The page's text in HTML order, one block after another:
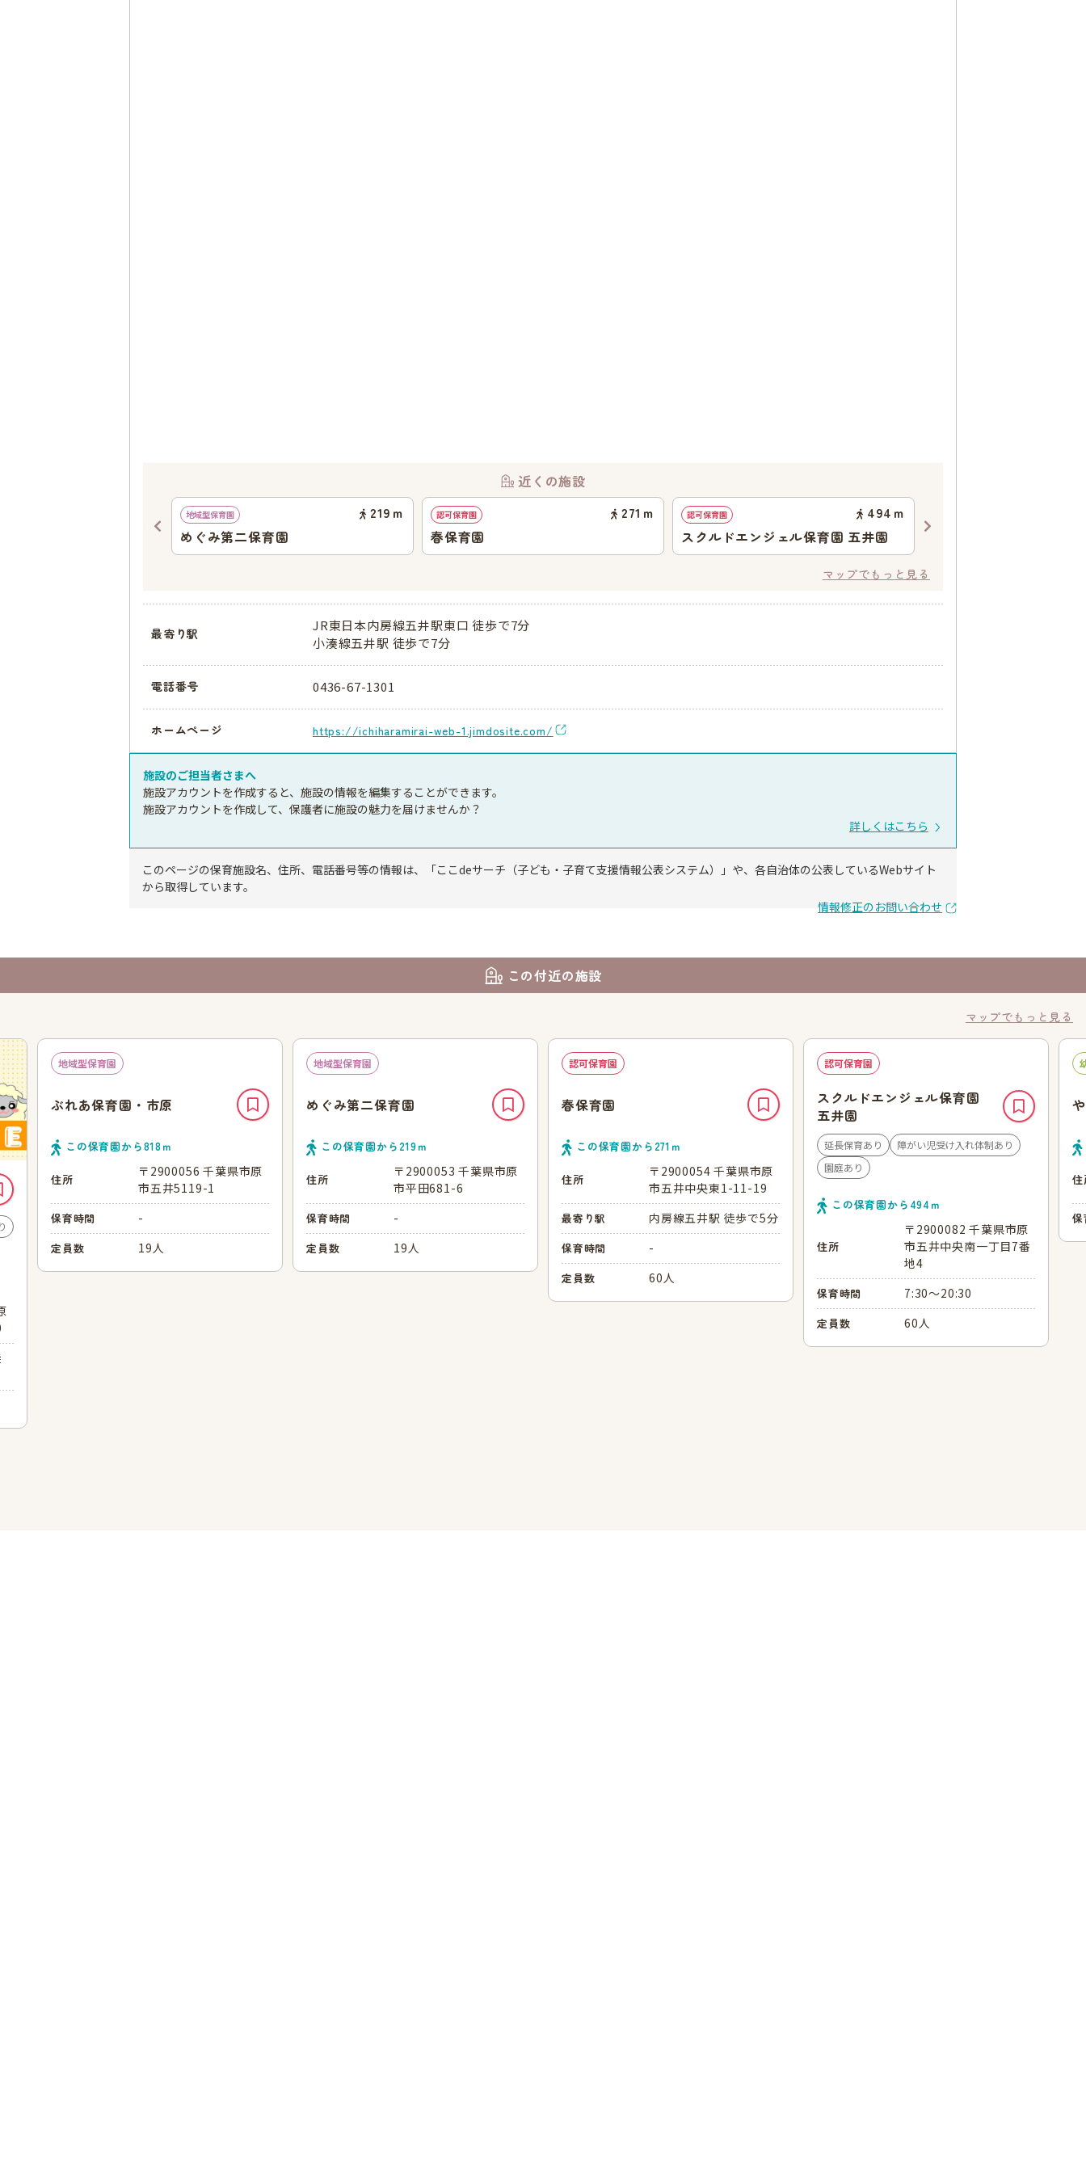
近くの施設
地域型保育園 219 ｍ
めぐみ第二保育園
認可保育園 271 ｍ
春保育園
認可保育園 494 ｍ
スクルドエンジェル保育園 五井園
マップでもっと見る
最寄り駅
JR東日本内房線五井駅東口 徒歩で7分
小湊線五井駅 徒歩で7分
電話番号 0436-67-1301
ホームページ https://ichiharamirai-web-1.jimdosite.com/
施設のご担当者さまへ
施設アカウントを作成すると、施設の情報を編集することができます。
施設アカウントを作成して、保護者に施設の魅力を届けませんか？
詳しくはこちら
このページの保育施設名、住所、電話番号等の情報は、「ここdeサーチ（子ども・子育て支援情報公表システム）」や、各自治体の公表しているWebサイト
から取得しています。
情報修正のお問い合わせ
この付近の施設
マップでもっと見る
地域型保育園
ぶれあ保育園・市原
この保育園から818ｍ
住所
〒2900056 千葉県市原
市五井5119-1
保育時間 -
定員数 19人
地域型保育園
めぐみ第二保育園
この保育園から 219ｍ
住所
〒2900053 千葉県市原
市平田681-6
保育時間 -
定員数 19人
認可保育園
春保育園
この保育園から 271 ｍ
住所
〒2900054 千葉県市原
市五井中央東1-11-19
最寄り駅 内房線五井駅 徒歩で5分
保育時間 -
定員数 60人
認可保育園
スクルドエンジェル保育園
五井園
延長保育あり
障がい児受け入れ体制あり
園庭あり
この保育園から 494 ｍ
住所
〒2900082 千葉県市原
市五井中央南一丁目7番
地4
保育時間 7:30～20:30
定員数 60人
住
保